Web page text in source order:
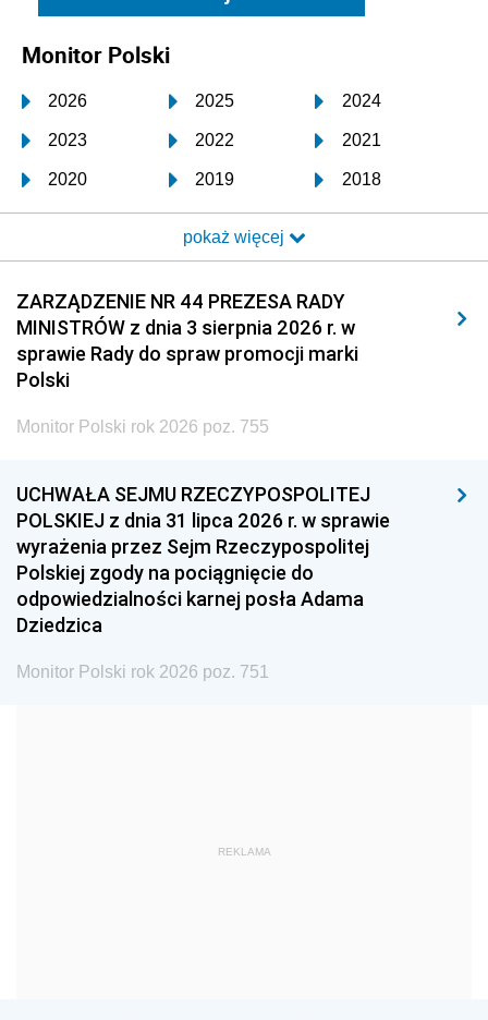
Monitor Polski
2026 2025 2024
2023 2022 2021
2020 2019 2018
2017 2016 2015
2014 2013 2012
2011 2010 2009
2008 2007 2006
2005
1996 1995 1994
1993 1992 1991
1990 1989
1987 1986 1985
1968
pokaż więcej
ZARZĄDZENIE NR 44 PREZESA RADY
MINISTRÓW z dnia 3 sierpnia 2026 r. w
sprawie Rady do spraw promocji marki
Polski
Monitor Polski rok 2026 poz. 755
UCHWAŁA SEJMU RZECZYPOSPOLITEJ
POLSKIEJ z dnia 31 lipca 2026 r. w sprawie
wyrażenia przez Sejm Rzeczypospolitej
Polskiej zgody na pociągnięcie do
odpowiedzialności karnej posła Adama
Dziedzica
Monitor Polski rok 2026 poz. 751
REKLAMA